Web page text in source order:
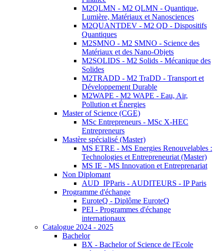
M2QLMN - M2 QLMN - Quantique,
Lumière, Matériaux et Nanosciences
M2QUANTDEV - M2 QD - Dispositifs
Quantiques
M2SMNO - M2 SMNO - Science des
Matériaux et des Nano-Objets
M2SOLIDS - M2 Solids - Mécanique des
Solides
M2TRADD - M2 TraDD - Transport et
Développement Durable
M2WAPE - M2 WAPE - Eau, Air,
Pollution et Énergies
Master of Science (CGE)
MSc Entrepreneurs - MSc X-HEC
Entrepreneurs
Mastère spécialisé (Master)
MS ETRE - MS Energies Renouvelables :
Technologies et Entrepreneuriat (Master)
MS IE - MS Innovation et Entreprenariat
Non Diplomant
AUD_IPParis - AUDITEURS - IP Paris
Programme d'échange
EuroteQ - Diplôme EuroteQ
PEI - Programmes d'échange
internationaux
Catalogue 2024 - 2025
Bachelor
BX - Bachelor of Science de l'Ecole